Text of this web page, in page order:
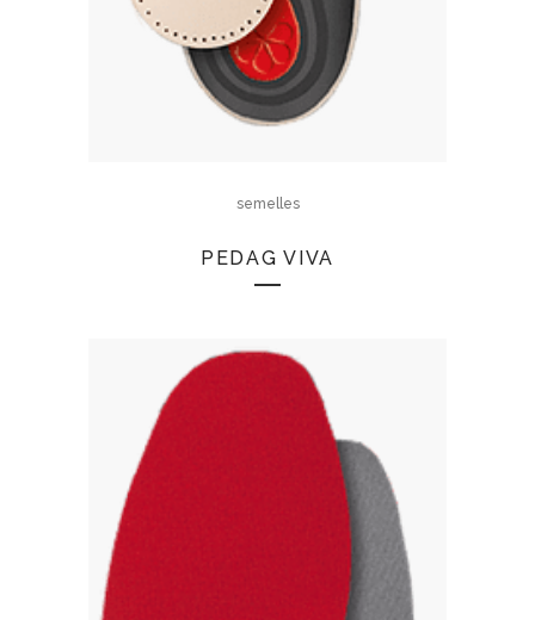
semelles
PEDAG VIVA